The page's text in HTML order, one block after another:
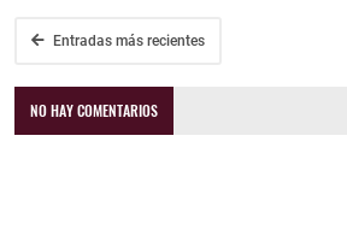
Entradas más recientes
NO HAY COMENTARIOS